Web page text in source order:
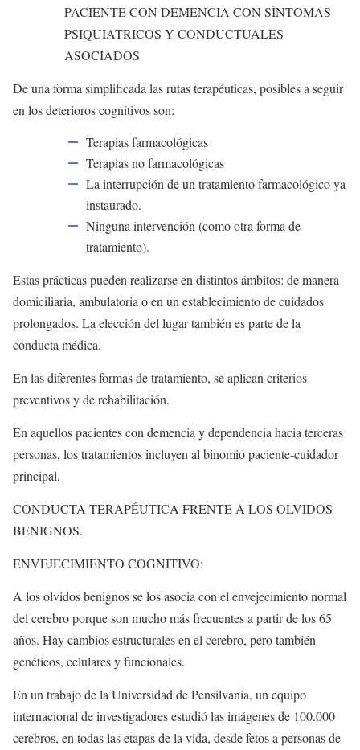
PACIENTE CON DEMENCIA CON SÍNTOMAS
PSIQUIATRICOS Y CONDUCTUALES
ASOCIADOS
De una forma simplificada las rutas terapéuticas, posibles a seguir
en los deterioros cognitivos son:
Terapias farmacológicas
Terapias no farmacológicas
La interrupción de un tratamiento farmacológico ya
instaurado.
Ninguna intervención (como otra forma de
tratamiento).
Estas prácticas pueden realizarse en distintos ámbitos: de manera
domiciliaria, ambulatoria o en un establecimiento de cuidados
prolongados. La elección del lugar también es parte de la
conducta médica.
En las diferentes formas de tratamiento, se aplican criterios
preventivos y de rehabilitación.
En aquellos pacientes con demencia y dependencia hacia terceras
personas, los tratamientos incluyen al binomio paciente-cuidador
principal.
CONDUCTA TERAPÉUTICA FRENTE A LOS OLVIDOS
BENIGNOS.
ENVEJECIMIENTO COGNITIVO:
A los olvidos benignos se los asocia con el envejecimiento normal
del cerebro porque son mucho más frecuentes a partir de los 65
años. Hay cambios estructurales en el cerebro, pero también
genéticos, celulares y funcionales.
En un trabajo de la Universidad de Pensilvania, un equipo
internacional de investigadores estudió las imágenes de 100.000
cerebros, en todas las etapas de la vida, desde fetos a personas de